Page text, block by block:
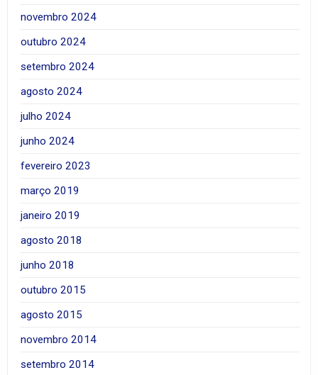
novembro 2024
outubro 2024
setembro 2024
agosto 2024
julho 2024
junho 2024
fevereiro 2023
março 2019
janeiro 2019
agosto 2018
junho 2018
outubro 2015
agosto 2015
novembro 2014
setembro 2014